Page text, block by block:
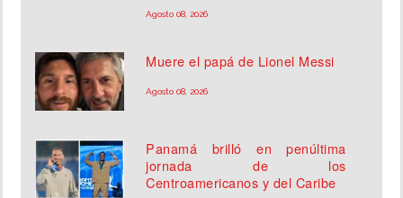
Agosto 08, 2026
Muere el papá de Lionel Messi
Agosto 08, 2026
Panamá brilló en penúltima
jornada de los
Centroamericanos y del Caribe